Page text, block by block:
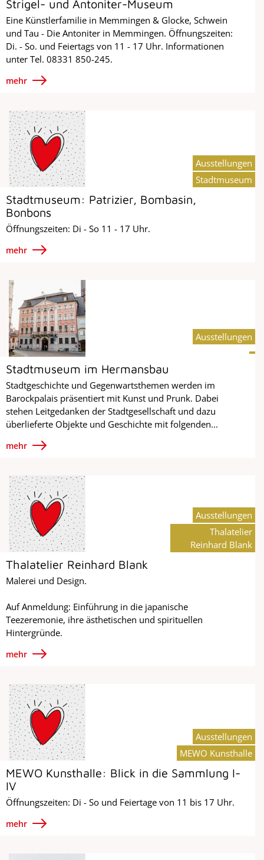
Strigel- und Antoniter-Museum
Eine Künstlerfamilie in Memmingen & Glocke, Schwein
und Tau - Die Antoniter in Memmingen. Öffnungszeiten:
Di. - So. und Feiertags von 11 - 17 Uhr. Informationen
unter Tel. 08331 850-245.
mehr
Stadtmuseum: Patrizier, Bombasin,
Bonbons
Öffnungszeiten: Di - So 11 - 17 Uhr.
mehr
Ausstellungen
Stadtmuseum
Stadtmuseum im Hermansbau
Stadtgeschichte und Gegenwartsthemen werden im
Barockpalais präsentiert mit Kunst und Prunk. Dabei
stehen Leitgedanken der Stadtgesellschaft und dazu
überlieferte Objekte und Geschichte mit folgenden...
mehr
Ausstellungen
Thalatelier Reinhard Blank
Malerei und Design.
Auf Anmeldung: Einführung in die japanische
Teezeremonie, ihre ästhetischen und spirituellen
Hintergründe.
mehr
Ausstellungen
Thalatelier
Reinhard Blank
MEWO Kunsthalle: Blick in die Sammlung I-
IV
Öffnungszeiten: Di - So und Feiertage von 11 bis 17 Uhr.
mehr
Ausstellungen
MEWO Kunsthalle